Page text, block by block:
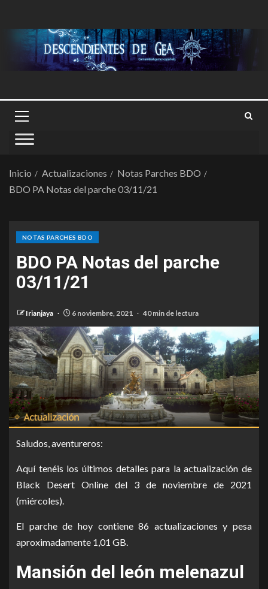
Inicio Actualizaciones
Notas Parches BDO
BDO PA Notas del parche 03/11/21
NOTAS PARCHES BDO
BDO PA Notas del parche
03/11/21
Irianjaya 6 noviembre, 2021 40 min de lectura
Saludos, aventureros:
Aquí tenéis los últimos detalles para la actualización de
Black Desert Online del 3 de noviembre de 2021
(miércoles).
El parche de hoy contiene 86 actualizaciones y pesa
aproximadamente 1,01 GB.
Mansión del león melenazul